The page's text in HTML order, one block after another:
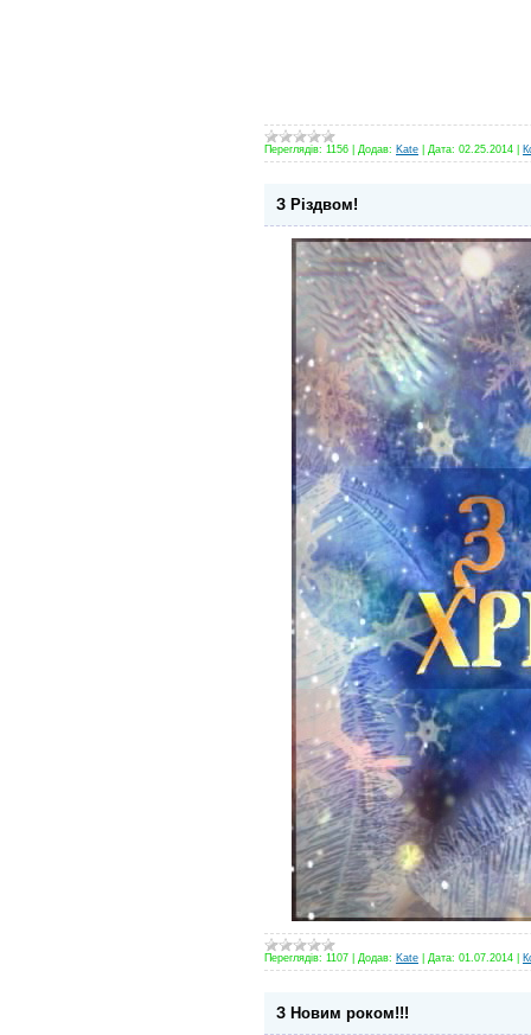
Переглядів: 1156 Додав: Kate Дата: 02.25.2014
З Різдвом!
Переглядів: 1107 Додав: Kate Дата: 01.07.2014
З Новим роком!!!